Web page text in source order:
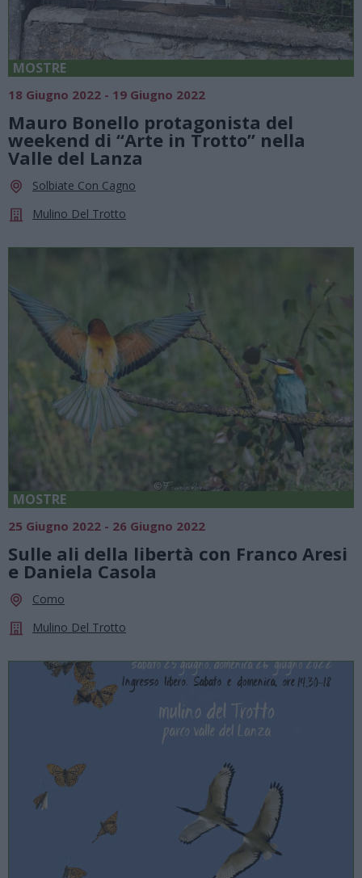
MOSTRE
18 Giugno 2022 - 19 Giugno 2022
Mauro Bonello protagonista del
weekend di “Arte in Trotto” nella
Valle del Lanza
Solbiate Con Cagno
Mulino Del Trotto
MOSTRE
25 Giugno 2022 - 26 Giugno 2022
Sulle ali della libertà con Franco Aresi
e Daniela Casola
Como
Mulino Del Trotto